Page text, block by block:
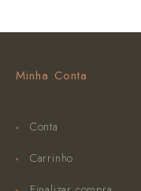
Minha Conta
Conta
Carrinho